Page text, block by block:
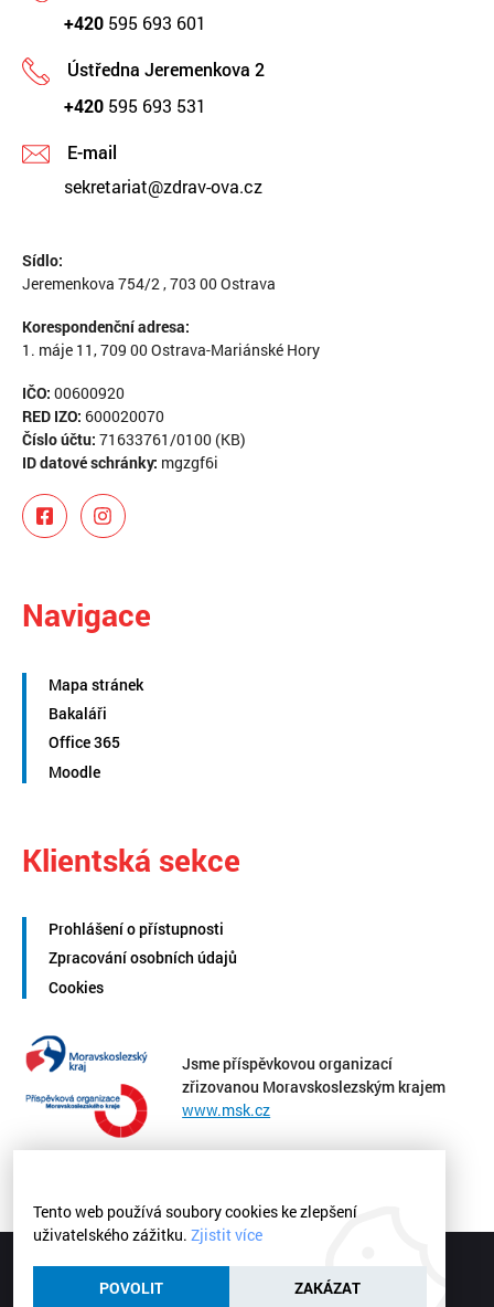
+420 595 693 601
Ústředna Jeremenkova 2
+420 595 693 531
E-mail
sekretariat@zdrav-ova.cz
Sídlo:
Jeremenkova 754/2 , 703 00 Ostrava
Korespondenční adresa:
1. máje 11, 709 00 Ostrava-Mariánské Hory
IČO: 00600920
RED IZO: 600020070
Číslo účtu: 71633761/0100 (KB)
ID datové schránky: mgzgf6i
Navigace
Mapa stránek
Bakaláři
Office 365
Moodle
Klientská sekce
Prohlášení o přístupnosti
Zpracování osobních údajů
Cookies
Jsme příspěvkovou organizací
zřizovanou Moravskoslezským krajem
www.msk.cz
Ostrava | © 2026
Tento web používá soubory cookies ke zlepšení
uživatelského zážitku. Zjistit více
ZAKÁZAT
POVOLIT